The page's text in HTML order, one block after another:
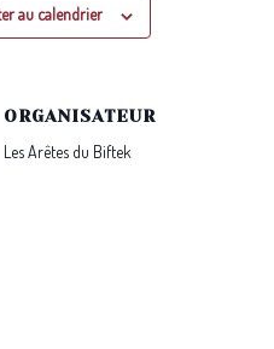
au calendrier
ORGANISATEUR
Les Arêtes du Biftek